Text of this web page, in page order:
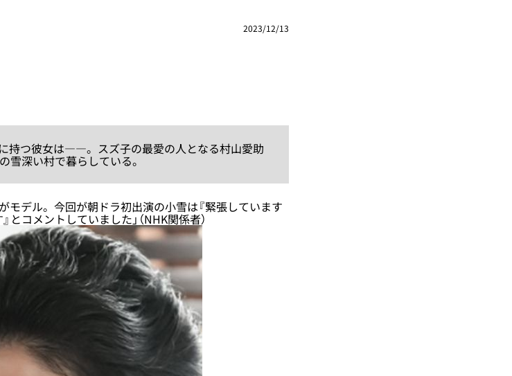
2023/12/13
持つ彼女は――。スズ子の最愛の人となる村山愛助
雪深い村で暮らしている。
モデル。今回が朝ドラ初出演の小雪は『緊張しています
コメントしていました」（NHK関係者）